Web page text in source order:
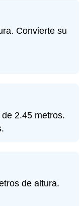
Convierte su
2.45 metros.
de altura.